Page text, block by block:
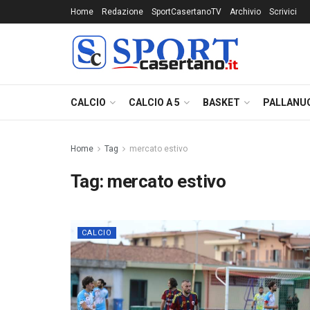
Home Redazione SportCasertanoTV Archivio Scrivici
CALCIO CALCIO A 5 BASKET
Home Tag mercato estivo
Tag: mercato estivo
CALCIO